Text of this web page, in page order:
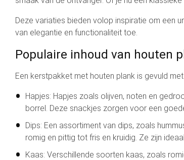
Deze variaties bieden volop inspiratie om een
van elegantie en functionaliteit toe.
Populaire inhoud van houten
Een kerstpakket met houten plank is gevuld
Hapjes: Hapjes zoals olijven, noten en
borrel. Deze snackjes zorgen voor een
Dips: Een assortiment van dips, zoals
romig en pittig tot fris en kruidig. Ze zijn
Kaas: Verschillende soorten kaas, zoals